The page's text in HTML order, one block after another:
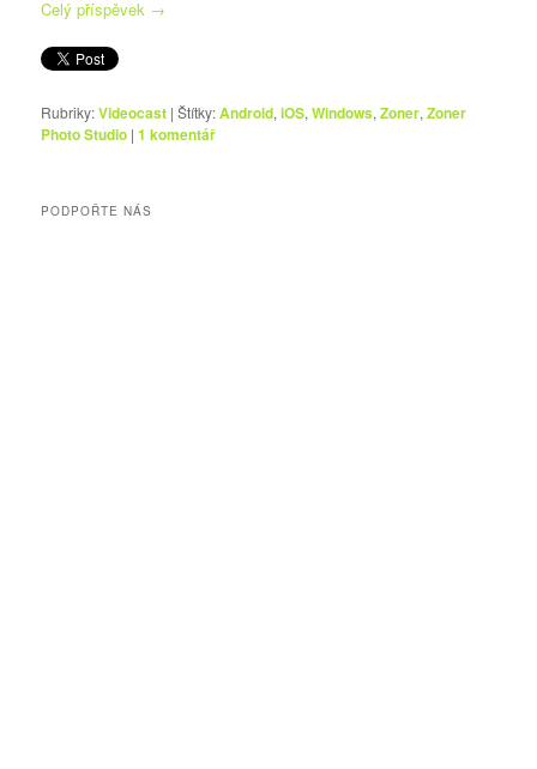
Celý příspěvek →
Rubriky:Videocast |Štítky:Android,iOS,Windows,Zoner,Zoner
Photo Studio |1 komentář
PODPOŘTE NÁS